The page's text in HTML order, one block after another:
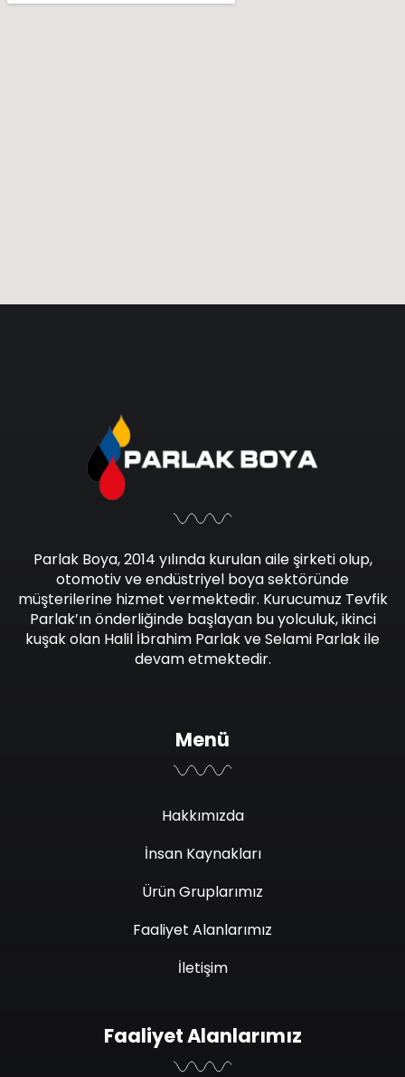
Parlak Boya, 2014 yılında kurulan aile şirketi olup,
otomotiv ve endüstriyel boya sektöründe
müşterilerine hizmet vermektedir. Kurucumuz Tevfik
Parlak’ın önderliğinde başlayan bu yolculuk, ikinci
kuşak olan Halil İbrahim Parlak ve Selami Parlak ile
devam etmektedir.
Menü
Hakkımızda
İnsan Kaynakları
Ürün Gruplarımız
Faaliyet Alanlarımız
İletişim
Faaliyet Alanlarımız